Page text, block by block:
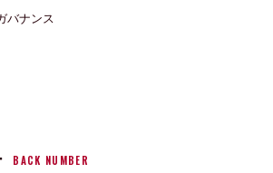
バナンス
BACK NUMBER